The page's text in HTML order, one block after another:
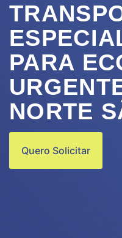
PARA
NORTE
Quero Solicitar